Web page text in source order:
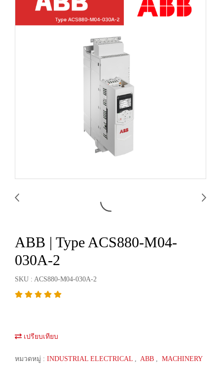
ABB | Type ACS880-M04-
030A-2
SKU : ACS880-M04-030A-2
เปรียบเทียบ
หมวดหมู่ : INDUSTRIAL ELECTRICAL , ABB , MACHINERY